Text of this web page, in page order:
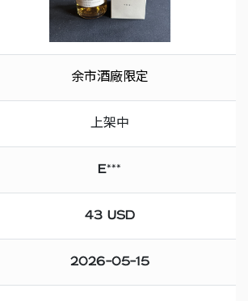
余市酒廠限定
上架中
E***
43 USD
2026-05-15